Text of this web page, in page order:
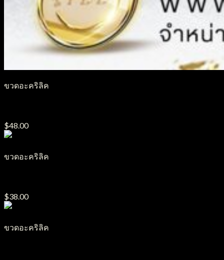
ขวดอะคริลิค
$48.00
ขวดอะคริลิค
$38.00
ขวดอะคริลิค